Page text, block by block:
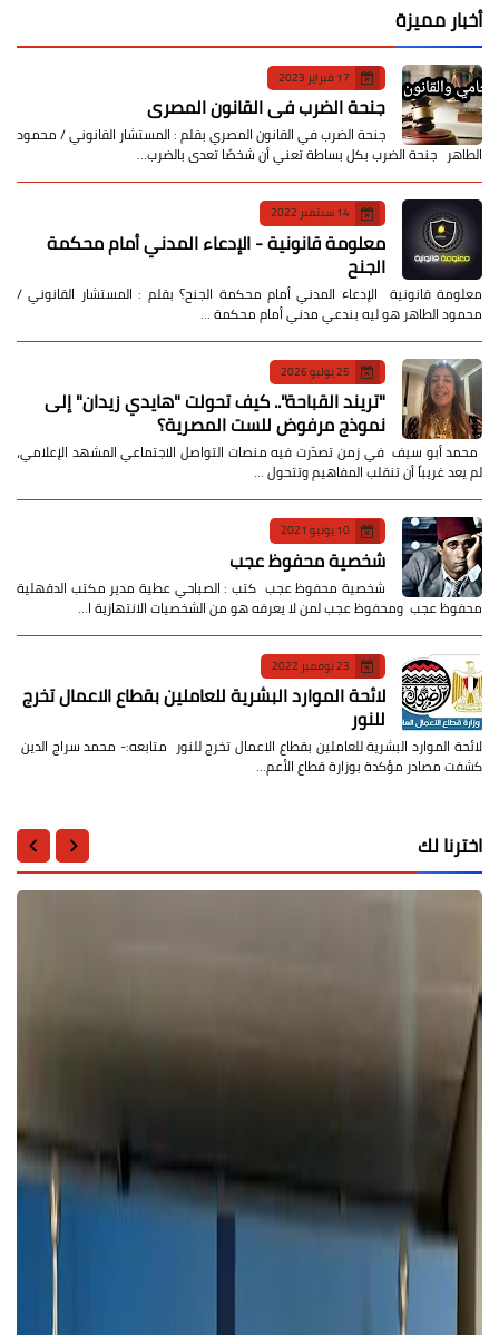
أخبار مميزة
17 فبراير 2023
جنحة الضرب في القانون المصري
جنحة الضرب في القانون المصري بقلم : المستشار القانوني / محمود
الطاهر جنحة الضرب بكل بساطة تعني أن شخصًا تعدى بالضرب…
14 سبتمبر 2022
معلومة قانونية - الإدعاء المدني أمام محكمة
الجنح
معلومة قانونية الإدعاء المدني أمام محكمة الجنح؟ بقلم : المستشار القانوني /
محمود الطاهر هو ليه بندعي مدني أمام محكمة …
25 يوليو 2026
​"تريند القباحة".. كيف تحولت "هايدي زيدان" إلى
نموذج مرفوض للست المصرية؟
​ محمد أبو سيف ​في زمن تصدّرت فيه منصات التواصل الاجتماعي المشهد الإعلامي،
لم يعد غريباً أن تنقلب المفاهيم وتتحول …
10 يونيو 2021
شخصية محفوظ عجب
شخصية محفوظ عجب كتب : الصباحي عطية مدير مكتب الدقهلية
محفوظ عجب ومحفوظ عجب لمن لا يعرفه هو من الشخصيات الانتهازية ا…
23 نوفمبر 2022
لائحة الموارد البشرية للعاملين بقطاع الاعمال تخرج
للنور
لائحة الموارد البشرية للعاملين بقطاع الاعمال تخرج للنور متابعه:- محمد سراج الدين
كشفت مصادر مؤكدة بوزارة قطاع الأعم…
اخترنا لك